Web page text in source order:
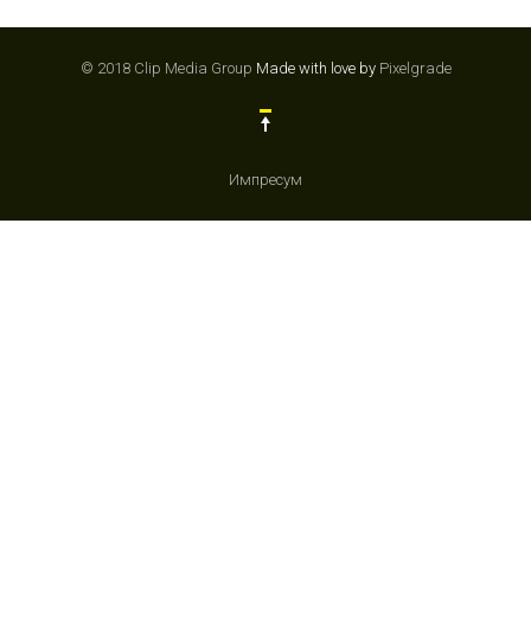
© 2018 Clip Media Group Made with love by Pixelgrade
Импресум